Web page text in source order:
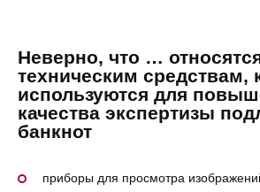
Неверно, что …
техническим средствам,
используются для
качества экспертизы
банкнот
приборы для просмотра